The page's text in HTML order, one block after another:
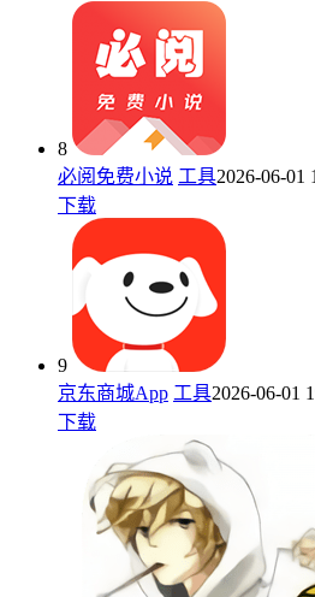
8
必阅免费小说 工具2026-06-01
下载
9
京东商城App 工具2026-06-01
下载